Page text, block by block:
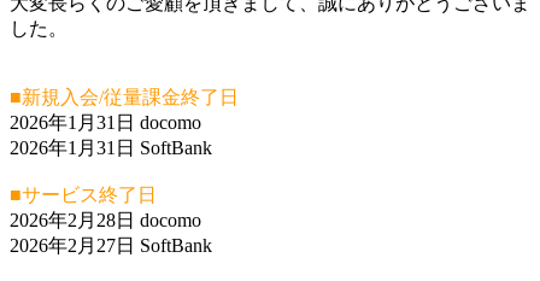
した。
■新規入会/従量課金終了日
2026年1月31日 docomo
2026年1月31日 SoftBank
■サービス終了日
2026年2月28日 docomo
2026年2月27日 SoftBank